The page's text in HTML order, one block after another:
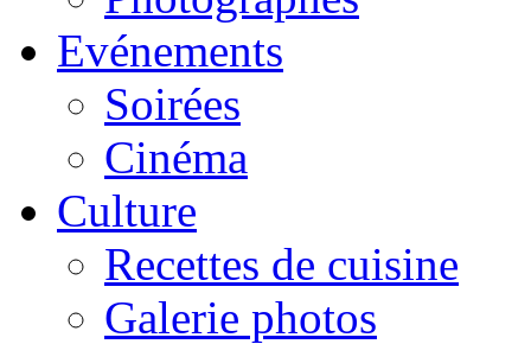
Evénements
Soirées
Cinéma
Culture
Recettes de cuisine
Galerie photos